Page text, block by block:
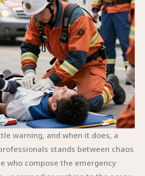
warning, and when it does, a
stands between chaos
who compose the emergency